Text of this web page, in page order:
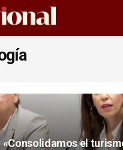
«Consolidamos el